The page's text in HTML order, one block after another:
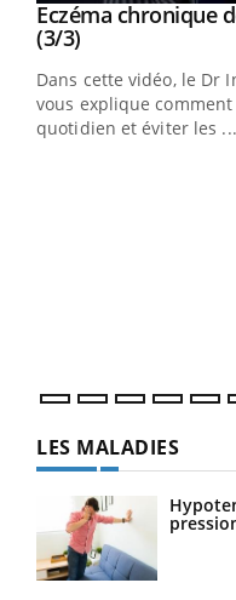
Youtube
Youtube
Eczéma chronique
(3/3)Youtube
Dans cette vidéo, le Dr
vous explique
quotidien et éviter les ...
LES MALADIES